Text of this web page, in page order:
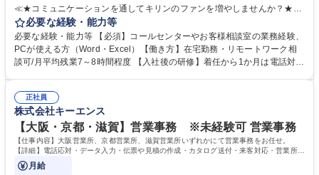
≪★コミュニケーションを通してキリンのファンを増やしませんか？★≫
お客様のお声をより良い商品づくりに活かしていく上で、窓口となるお客
様相談室でのお仕事です。 日々お客様からいただくキリングループへのご
意見を、企業活動に活かしています。お客様からの声に迅速かつ誠意をも
って対応、情報提供するとともにグループ内活動に反映しています。 【具
平均100件前後■メール・手紙：同上40件前後 募集職種 中野本社【お客様
相談室】お客様のお声をもとにより良い商品づくりへ貢献
必要な経験・能力等
必要な経験・能力等 【必須】コールセンターやお客様相談室の業務経験、
PCが使える方（Word・Excel）【働き方】在宅勤務・リモートワーク相
談可/月平均残業7～8時間程度 【入社後の研修】着任から1か月は電話対応
すのでご安心ください。 【当社について】キリングループの広報機能を担
う会社として、お客様との出会いを大切にし、磨き上げたホスピタリティ
を込めてコミュニケーションをとりながら広報関連業務を行っておりま
す。 学歴・資格 学歴：大学院 大学 高専 短大 専修学校 高校 語学力： 資
格：
正社員
株式会社キーエンス
【大阪・京都・滋賀】営業事務 ※未経験可 営業事務
【仕事内容】大阪営業所、京都営業所、滋賀営業所いずれかにて営業事務をお任せ。
【詳細】電話応対・データ入力・伝票や見積の作成・カタログ送付・来客対応・営業所内
で発生する事務業務や業務改善をお任せ。
月給